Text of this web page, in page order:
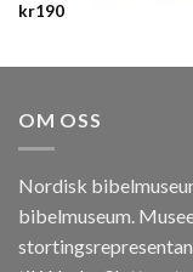
kr190
OM OSS
Nordisk
bibelmuseum.